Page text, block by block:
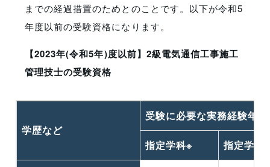
までの経過措置のためとのことです。以下が令和5
年度以前の受験資格になります。
【2023年(令和5年)度以前】2級電気通信工事施工
管理技士の受験資格
学歴など
受験に必要な実務経験年数
指定学科※ 指定学科